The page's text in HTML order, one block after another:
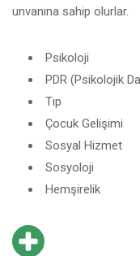
unvanına sahip olurlar.
Psikoloji
PDR (Psikolojik
Tıp
Çocuk Gelişimi
Sosyal Hizmet
Sosyoloji
Hemşirelik